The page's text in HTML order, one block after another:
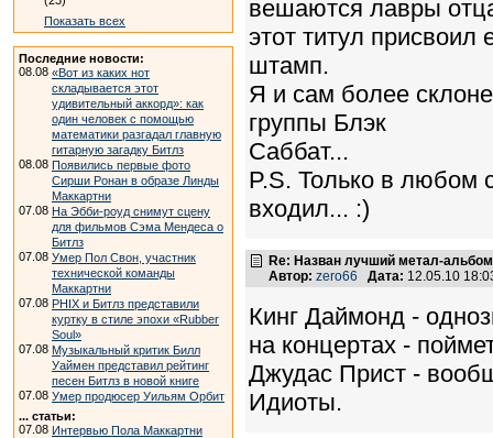
Показать всех
Последние новости:
08.08 «Вот из каких нот
складывается этот
удивительный аккорд»: как
один человек с помощью
математики разгадал главную
гитарную загадку Битлз
08.08 Появились первые фото
Сирши Ронан в образе Линды
Маккартни
07.08 На Эбби-роуд снимут сцену
для фильмов Сэма Мендеса о
Битлз
07.08 Умер Пол Свон, участник
технической команды
Маккартни
07.08 PHIX и Битлз представили
куртку в стиле эпохи «Rubber
Soul»
07.08 Музыкальный критик Билл
Уаймен представил рейтинг
песен Битлз в новой книге
07.08 Умер продюсер Уильям Орбит
... статьи:
07.08 Интервью Пола Маккартни
вешаются лавры
этот титул
штамп.
Я и сам более
группы Блэк
Саббат...
P.S. Только в любом
входил... :)
Re: Назван лучший метал-
Автор: zero66 Дата: 12.05.10
Кинг Даймонд -
на концертах -
Джудас Прист -
Идиоты.